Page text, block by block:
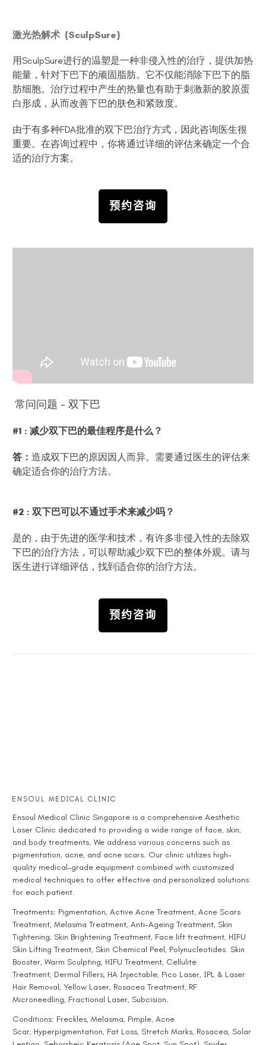
激光热解术 (SculpSure)
用SculpSure进行的温塑是一种非侵入性的治疗，提供加热
能量，针对下巴下的顽固脂肪。它不仅能消除下巴下的脂
肪细胞。治疗过程中产生的热量也有助于刺激新的胶原蛋
白形成，从而改善下巴的肤色和紧致度。
由于有多种FDA批准的双下巴治疗方式，因此咨询医生很
重要。在咨询过程中，你将通过详细的评估来确定一个合
适的治疗方案。
预约咨询
常问问题 - 双下巴
#1 : 减少双下巴的最佳程序是什么？
答： 造成双下巴的原因因人而异。需要通过医生的评估来
确定适合你的治疗方法。
#2 : 双下巴可以不通过手术来减少吗？
是的，由于先进的医学和技术，有许多非侵入性的去除双
下巴的治疗方法，可以帮助减少双下巴的整体外观。请与
医生进行详细评估，找到适合你的治疗方法。
预约咨询
ENSOUL MEDICAL CLINIC
Ensoul Medical Clinic Singapore is a comprehensive Aesthetic
Laser Clinic dedicated to providing a wide range of face, skin,
and body treatments. We address various concerns such as
pigmentation, acne, and acne scars. Our clinic utilizes high-
quality medical-grade equipment combined with customized
medical techniques to offer effective and personalized solutions
for each patient.
Treatments: Pigmentation, Active Acne Treatment, Acne Scars
Treatment, Melasma Treatment, Anti-Ageing Treatment, Skin
Tightening, Skin Brightening Treatment, Face lift treatment, HIFU
Skin Lifting Treatment, Skin Chemical Peel, Polynucleotides Skin
Booster, Warm Sculpting, HIFU Treatment, Cellulite
Treatment, Dermal Fillers, HA Injectable, Pico Laser, IPL & Laser
Hair Removal, Yellow Laser, Rosacea Treatment, RF
Microneedling, Fractional Laser, Subcision.
Conditions: Freckles, Melasma, Pimple, Acne
Scar, Hyperpigmentation, Fat Loss, Stretch Marks, Rosacea, Solar